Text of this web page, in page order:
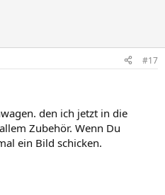
#17
den ich jetzt in die
Zubehör. Wenn Du
ein Bild schicken.